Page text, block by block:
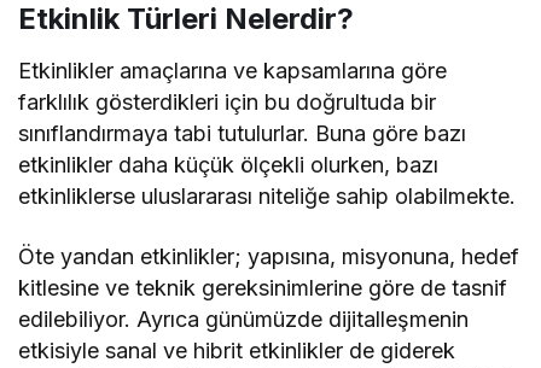
Etkinlik Türleri Nelerdir?
Etkinlikler amaçlarına ve kapsamlarına göre
farklılık gösterdikleri için bu doğrultuda bir
sınıflandırmaya tabi tutulurlar. Buna göre bazı
etkinlikler daha küçük ölçekli olurken, bazı
etkinliklerse uluslararası niteliğe sahip olabilmekte.
Öte yandan etkinlikler; yapısına, misyonuna, hedef
kitlesine ve teknik gereksinimlerine göre de tasnif
edilebiliyor. Ayrıca günümüzde dijitalleşmenin
etkisiyle sanal ve hibrit etkinlikler de giderek